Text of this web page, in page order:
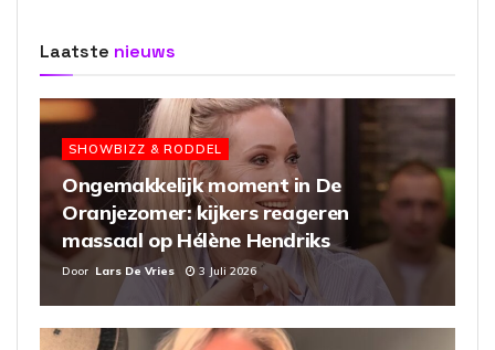
Laatste nieuws
SHOWBIZZ & RODDEL
Ongemakkelijk moment in De
Oranjezomer: kijkers reageren
massaal op Hélène Hendriks
Door Lars De Vries 3 Juli 2026